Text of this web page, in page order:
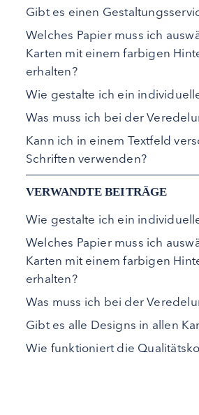
Gibt es einen
Welches Papier muss ich
Karten mit einem farbigen
erhalten?
Wie gestalte ich ein
Was muss ich bei der
Kann ich in einem Textfeld
Schriften verwenden?
VERWANDTE BEITRÄGE
Wie gestalte ich ein
Welches Papier muss ich
Karten mit einem farbigen
erhalten?
Was muss ich bei der
Gibt es alle Designs in allen
Wie funktioniert die